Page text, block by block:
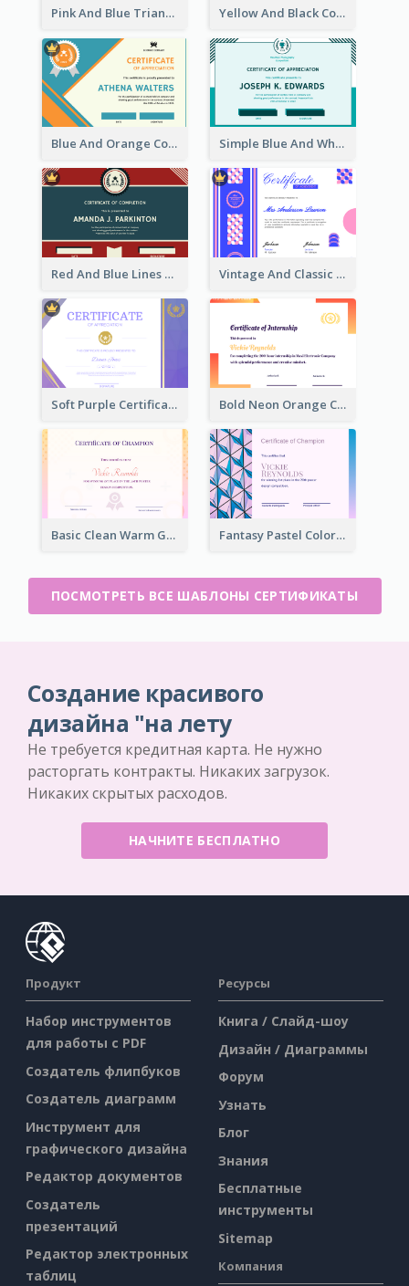
Pink And Blue Triangles Confetti Celebration Certificate Yellow And Black Contrast Simple Certificate
Blue And Orange Company Triangles With Badge Certificate Simple Blue And White Rectangle Certificate
Red And Blue Lines And Badge Completion Certificate Vintage And Classic Vibrant Certificate Design Ideas
Soft Purple Certificate Of Appreciation Design Idea Bold Neon Orange Certificate Design For Internship
Basic Clean Warm Gradient Design Certificate Of Winner Fantasy Pastel Color Graphic Certificate Design
ПОСМОТРЕТЬ ВСЕ ШАБЛОНЫ СЕРТИФИКАТЫ
Создание красивого
дизайна "на лету
Не требуется кредитная карта. Не нужно
расторгать контракты. Никаких загрузок.
Никаких скрытых расходов.
НАЧНИТЕ БЕСПЛАТНО
Продукт
Набор инструментов
для работы с PDF
Создатель флипбуков
Создатель диаграмм
Инструмент для
графического дизайна
Редактор документов
Создатель
презентаций
Редактор электронных
таблиц
Ресурсы
Книга / Слайд-шоу
Дизайн / Диаграммы
Форум
Узнать
Блог
Знания
Бесплатные
инструменты
Sitemap
Компания